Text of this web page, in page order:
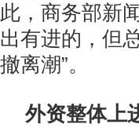
此，商务部新
出有进的，但
撤离潮”。
外资整体上